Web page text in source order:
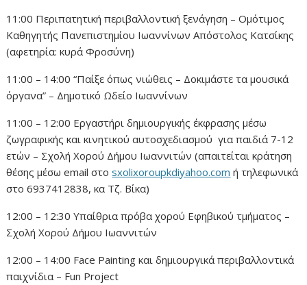
11:00 Περιπατητική περιβαλλοντική ξενάγηση – Ομότιμος
Καθηγητής Πανεπιστημίου Ιωαννίνων Απόστολος Κατσίκης
(αφετηρία: κυρά Φροσύνη)
11:00 – 14:00 “Παίξε όπως νιώθεις – Δοκιμάστε τα μουσικά
όργανα” – Δημοτικό Ωδείο Ιωαννίνων
11:00 – 12:00 Εργαστήρι δημιουργικής έκφρασης μέσω
ζωγραφικής και κινητικού αυτοσχεδιασμού για παιδιά 7-12
ετών – Σχολή Χορού Δήμου Ιωαννιτών (απαιτείται κράτηση
θέσης μέσω email στοsxolixoroupkdiyahoo.com ή τηλεφωνικά
στο 6937412838, κα Τζ. Βίκα)
12:00 – 12:30 Υπαίθρια πρόβα χορού Εφηβικού τμήματος –
Σχολή Χορού Δήμου Ιωαννιτών
12:00 – 14:00 Face Painting και δημιουργικά περιβαλλοντικά
παιχνίδια – Fun Project